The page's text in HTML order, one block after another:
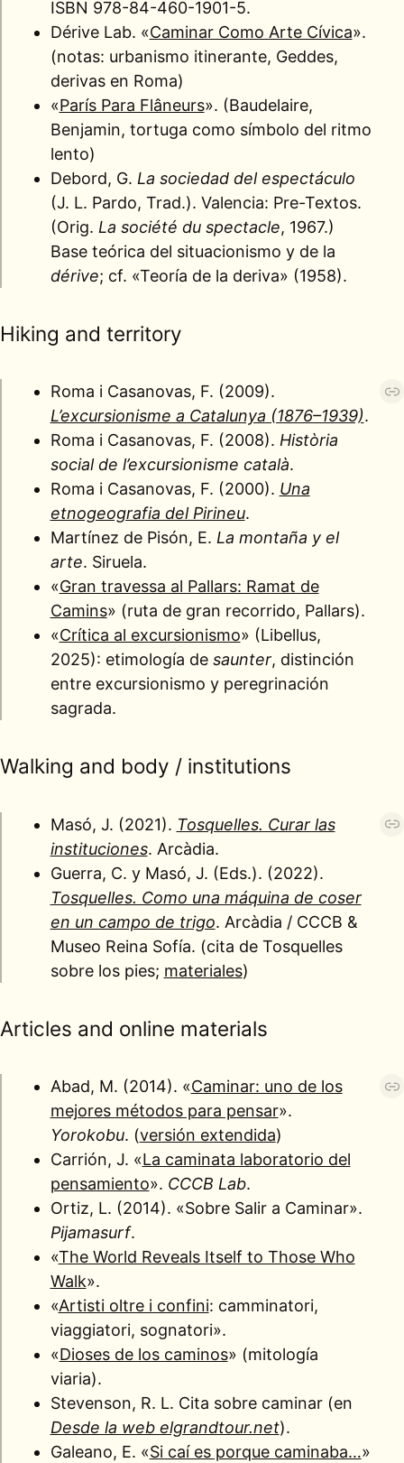
ISBN 978-84-460-1901-5.
Dérive Lab. «Caminar Como Arte Cívica».
(notas: urbanismo itinerante, Geddes,
derivas en Roma)
«París Para Flâneurs». (Baudelaire,
Benjamin, tortuga como símbolo del ritmo
lento)
Debord, G. La sociedad del espectáculo
(J. L. Pardo, Trad.). Valencia: Pre-Textos.
(Orig. La société du spectacle, 1967.)
Base teórica del situacionismo y de la
dérive; cf. «Teoría de la deriva» (1958).
Hiking and territory
Roma i Casanovas, F. (2009).
L’excursionisme a Catalunya (1876–1939).
Roma i Casanovas, F. (2008). Història
social de l’excursionisme català.
Roma i Casanovas, F. (2000). Una
etnogeografia del Pirineu.
Martínez de Pisón, E. La montaña y el
arte. Siruela.
«Gran travessa al Pallars: Ramat de
Camins» (ruta de gran recorrido, Pallars).
«Crítica al excursionismo» (Libellus,
2025): etimología de saunter, distinción
entre excursionismo y peregrinación
sagrada.
Walking and body / institutions
Masó, J. (2021). Tosquelles. Curar las
instituciones. Arcàdia.
Guerra, C. y Masó, J. (Eds.). (2022).
Tosquelles. Como una máquina de coser
en un campo de trigo. Arcàdia / CCCB &
Museo Reina Sofía. (cita de Tosquelles
sobre los pies; materiales)
Articles and online materials
Abad, M. (2014). «Caminar: uno de los
mejores métodos para pensar».
Yorokobu. (versión extendida)
Carrión, J. «La caminata laboratorio del
pensamiento». CCCB Lab.
Ortiz, L. (2014). «Sobre Salir a Caminar».
Pijamasurf.
«The World Reveals Itself to Those Who
Walk».
«Artisti oltre i confini: camminatori,
viaggiatori, sognatori».
«Dioses de los caminos» (mitología
viaria).
Stevenson, R. L. Cita sobre caminar (en
Desde la web elgrandtour.net).
Galeano, E. «Si caí es porque caminaba…»